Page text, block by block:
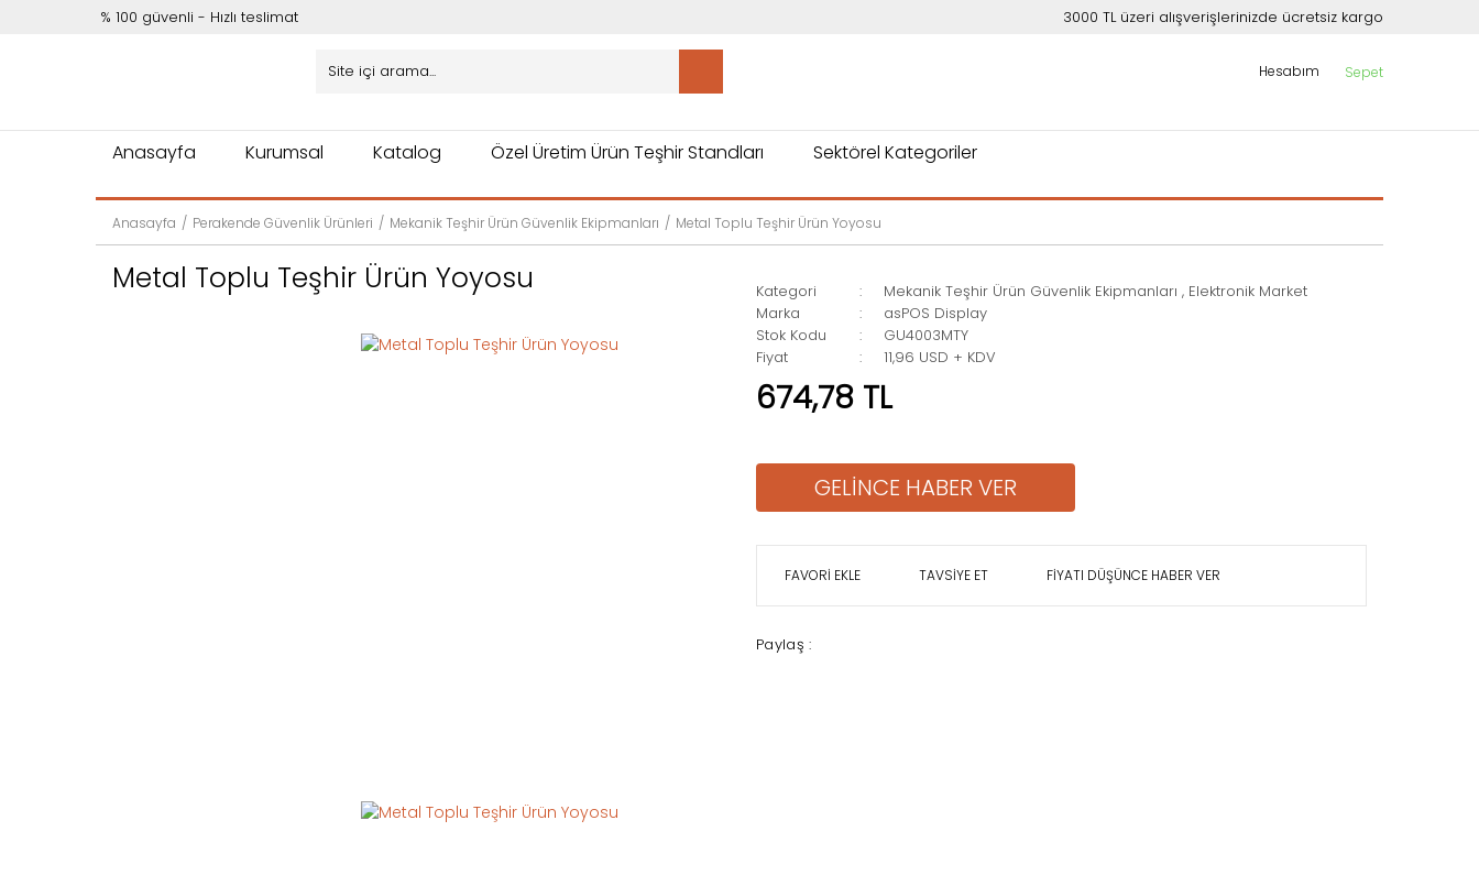
% 100 güvenli - Hızlı teslimat 3000 TL üzeri alışverişlerinizde ücretsiz kargo
Hesabım Sepet
Anasayfa Kurumsal Katalog Özel Üretim Ürün Teşhir Standları Sektörel Kategoriler
Anasayfa Perakende Güvenlik Ürünleri Mekanik Teşhir Ürün Güvenlik Ekipmanları Metal Toplu Teşhir Ürün Yoyosu
Metal Toplu Teşhir Ürün Yoyosu Kategori Mekanik Teşhir Ürün Güvenlik Ekipmanları , Elektronik Market
Marka
asPOS Display
Stok Kodu
GU4003MTY
Fiyat
11,96 USD + KDV
674,78 TL
GELİNCE HABER VER
TAVSİYE ET FİYATI DÜŞÜNCE HABER VER
Paylaş :